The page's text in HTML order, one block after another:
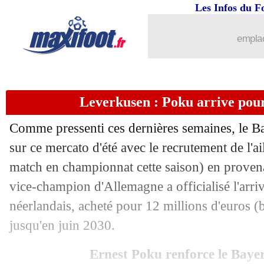
Les Infos du
Leverkusen : Poku arrive
Comme pressenti ces dernières semaines, le
sur ce mercato d'été avec le recrutement de
match en championnat cette saison) en
vice-champion d'Allemagne a officialisé
néerlandais, acheté pour 12 millions d'euros
jusqu'en juin 2030.
Ernest Poku renforce le
Saint-Gall : Geubbels bientôt de
12/08 Aston Villa: Newcastle s'attaque à
12/08 PSG: Man City s'active pour
12/08 Inter: un intérêt de Nice pour Taremi
12/08 Pologne : Lewandowski veut revenir
12/08 PSG: Mayulu touché à un adducteur
Le Havre : Londja repart en Suisse